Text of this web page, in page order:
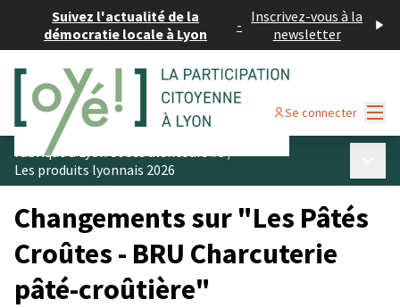
Suivez l'actualité de la
démocratie locale à Lyon
- Inscrivez-vous à la
newsletter
Se connecter
Fabriqué à Lyon et ses alentours #3/
Les produits lyonnais 2026
Changements sur "Les Pâtés
Croûtes - BRU Charcuterie
pâté-croûtière"